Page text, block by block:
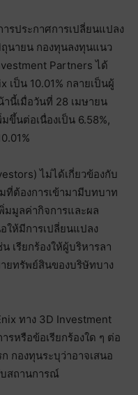
รประกาศการเปลี่ยนแปลง
นายน กองทุนลงทุนแนว
Partners ได้
เป็น 10.01% กลายเป็นผู้
นี้เมื่อวันที่ 28 เมษายน
ขึ้นต่อเนื่องเป็น 6.58%,
ไม่ได้เกี่ยวข้องกับ
ที่ต้องการเข้ามามีบทบาท
มมูลค่ากิจการและผล
ให้มีการเปลี่ยนแปลง
เรียกร้องให้ผู้บริหารลา
ยทรัพย์สินของบริษัทบาง
ทาง 3D Investment
รหรือข้อเรียกร้องใด ๆ ต่อ
กองทุนระบุว่าอาจเสนอ
สถานการณ์